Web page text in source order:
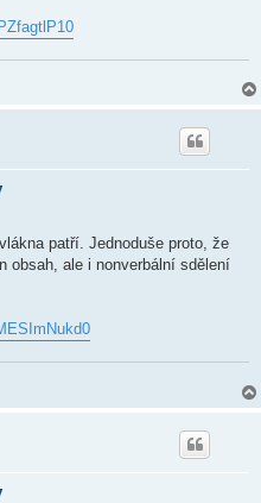
patří. Jednoduše proto, že
obsah, ale i nonverbální sdělení